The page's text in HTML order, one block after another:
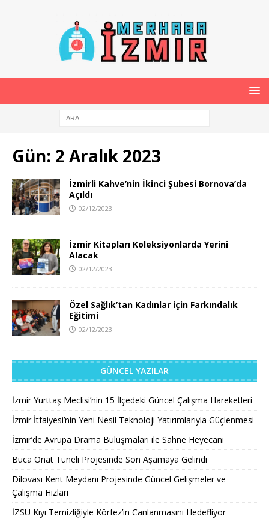
Gün: 2 Aralık 2023
İzmirli Kahve’nin İkinci Şubesi Bornova’da
Açıldı
02/12/2023
İzmir Kitapları Koleksiyonlarda Yerini
Alacak
02/12/2023
Özel Sağlık’tan Kadınlar için Farkındalık
Eğitimi
02/12/2023
GÜNCEL YAZILAR
İzmir Yurttaş Meclisi’nin 15 İlçedeki Güncel Çalışma Hareketleri
İzmir İtfaiyesi’nin Yeni Nesil Teknoloji Yatırımlarıyla Güçlenmesi
İzmir’de Avrupa Drama Buluşmaları ile Sahne Heyecanı
Buca Onat Tüneli Projesinde Son Aşamaya Gelindi
Dilovası Kent Meydanı Projesinde Güncel Gelişmeler ve
Çalışma Hızları
İZSU Kıyı Temizliğiyle Körfez’in Canlanmasını Hedefliyor